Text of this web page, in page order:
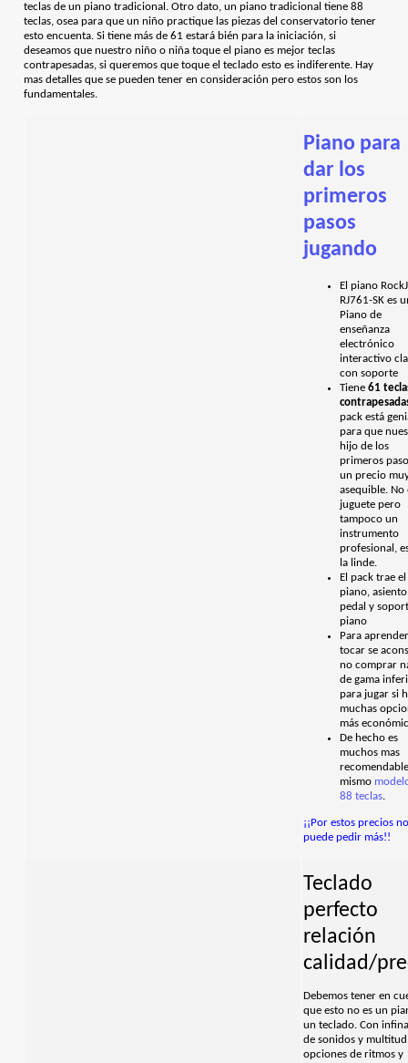
teclas de un piano tradicional. Otro dato, un piano tradicional tiene 88
teclas, osea para que un niño practique las piezas del conservatorio tener
esto encuenta. Si tiene más de 61 estará bién para la iniciación, si
deseamos que nuestro niño o niña toque el piano es mejor teclas
contrapesadas, si queremos que toque el teclado esto es indiferente. Hay
mas detalles que se pueden tener en consideración pero estos son los
fundamentales.
Piano para
dar los
primeros
pasos
jugando
El piano
RJ761-SK es
Piano de
enseñanza
electrónico
interactivo
con soporte
Tiene61
pack está
para que
hijo de los
primeros
un precio
asequible. No
juguete pero
tampoco un
instrumento
profesional,
la linde.
El pack trae el
piano,
pedal y
piano
Para
tocar se
no comprar
de gama
para jugar si
muchas
más
De hecho es
muchos mas
mismo
88 teclas.
¡¡Por estos precios
puede pedir más!!
Teclado
perfecto
relación
calidad/
Debemos tener en
que esto no es un
un teclado. Con
de sonidos y
opciones de ritmos y